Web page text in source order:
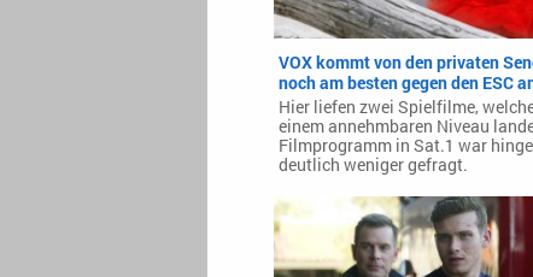
VOX kommt von den privaten
noch am besten gegen den ESC
Hier liefen zwei Spielfilme,
einem annehmbaren Niveau
Filmprogramm in Sat.1 war
deutlich weniger gefragt.